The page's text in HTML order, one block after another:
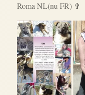
Roma NL(nu FR) ✞